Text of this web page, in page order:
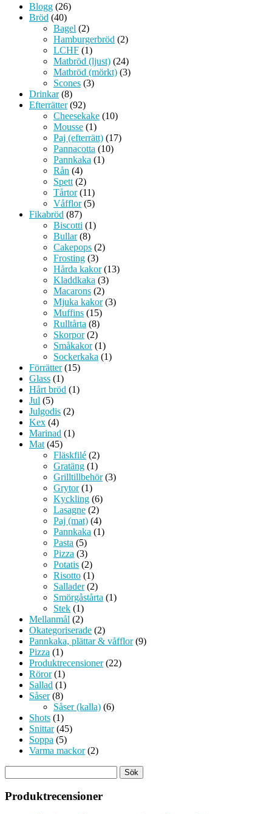
Blogg (26)
Bröd (40)
Bagel (2)
Hamburgerbröd (2)
LCHF (1)
Matbröd (ljust) (24)
Matbröd (mörkt) (3)
Scones (3)
Drinkar(8)
Efterrätter(92)
Cheesekake (10)
Mousse (1)
Paj (efterrätt) (17)
Pannacotta (10)
Pannkaka (1)
Rån (4)
Spett (2)
Tårtor(11)
Våfflor(5)
Fikabröd (87)
Biscotti (1)
Bullar(8)
Cakepops (2)
Frosting (3)
Hårda kakor(13)
Kladdkaka (3)
Macarons (2)
Mjuka kakor(3)
Muffins (15)
Rulltårta (8)
Skorpor(2)
Småkakor(1)
Sockerkaka (1)
Förrätter(15)
Glass (1)
Hårt bröd (1)
Jul (5)
Julgodis (2)
Kex (4)
Marinad (1)
Mat (45)
Fläskfilé (2)
Gratäng (1)
Grilltillbehör(3)
Grytor(1)
Kyckling (6)
Lasagne (2)
Paj (mat) (4)
Pannkaka (1)
Pasta (5)
Pizza (3)
Potatis (2)
Risotto (1)
Sallader(2)
Smörgåstårta (1)
Stek (1)
Mellanmål (2)
Okategoriserade (2)
Pannkaka, plättar & våfflor(9)
Pizza (1)
Produktrecensioner(22)
Röror(1)
Sallad (1)
Såser(8)
Såser (kalla) (6)
Shots (1)
Snittar(45)
Soppa (5)
Varma mackor(2)
Produktrecensioner